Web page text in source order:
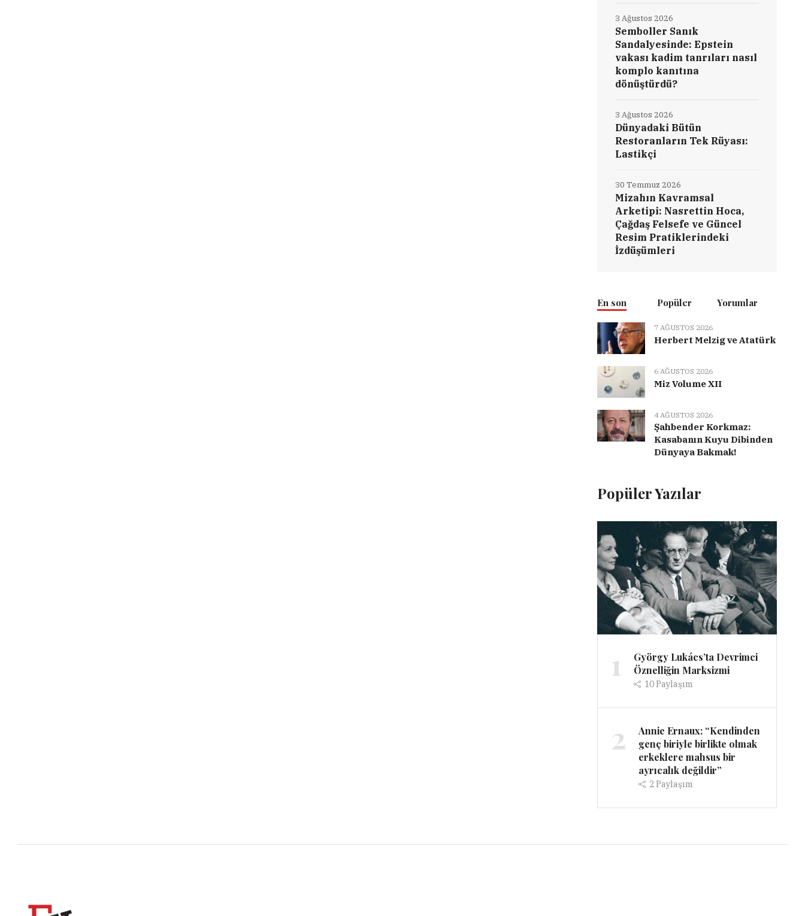
Semboller Sanık
Sandalyesinde: Epstein
vakası kadim tanrıları nasıl
komplo kanıtına
dönüştürdü?
3 Ağustos 2026
Dünyadaki Bütün
Restoranların Tek Rüyası:
Lastikçi
3 Ağustos 2026
Mizahın Kavramsal
Arketipi: Nasrettin Hoca,
Çağdaş Felsefe ve Güncel
Resim Pratiklerindeki
İzdüşümleri
30 Temmuz 2026
En son Popüler Yorumlar
7 AĞUSTOS 2026
Herbert Melzig ve Atatürk
6 AĞUSTOS 2026
Miz Volume XII
4 AĞUSTOS 2026
Şahbender Korkmaz:
Kasabanın Kuyu Dibinden
Dünyaya Bakmak!
Popüler Yazılar
1
György Lukács’ta Devrimci
Öznelliğin Marksizmi
10Paylaşım
2
Annie Ernaux: “Kendinden
genç biriyle birlikte olmak
erkeklere mahsus bir
ayrıcalık değildir”
2Paylaşım